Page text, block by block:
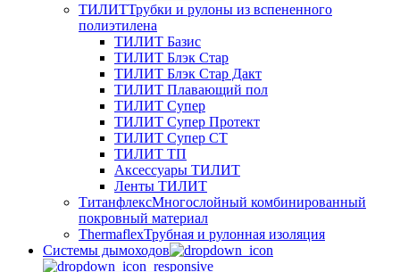
ТИЛИТТрубки и рулоны из вспененного
полиэтилена
ТИЛИТ Базис
ТИЛИТ Блэк Стар
ТИЛИТ Блэк Стар Дакт
ТИЛИТ Плавающий пол
ТИЛИТ Супер
ТИЛИТ Супер Протект
ТИЛИТ Супер СТ
ТИЛИТ ТП
Аксессуары ТИЛИТ
Ленты ТИЛИТ
ТитанфлексМногослойный комбинированный
покровный материал
ThermaflexТрубная и рулонная изоляция
Cистемы дымоходов